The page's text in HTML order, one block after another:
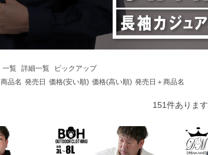
一覧 詳細一覧
ピックアップ
商品名 発売日 価格(安い順) 価格(高い順) 発売日＋商品名
151件あります